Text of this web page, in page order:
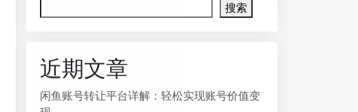
搜索
近期文章
闲鱼账号转让平台详解：轻松实现账号价值变